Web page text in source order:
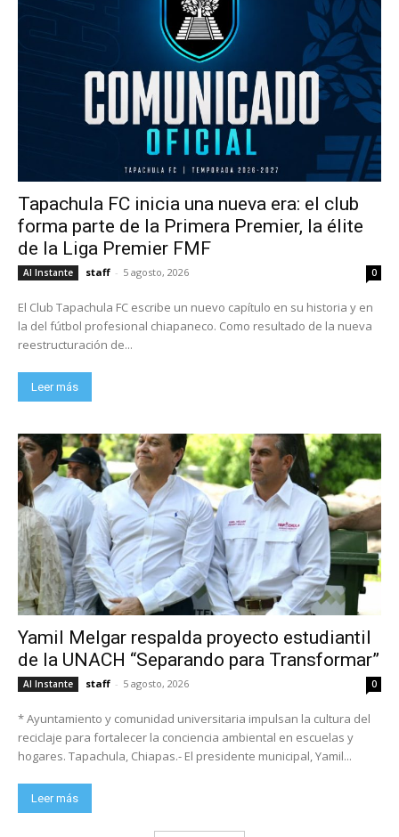
Tapachula FC inicia una nueva era: el club
forma parte de la Primera Premier, la élite
de la Liga Premier FMF
Al Instante staff - 5 agosto, 2026 0
El Club Tapachula FC escribe un nuevo capítulo en su historia y en
la del fútbol profesional chiapaneco. Como resultado de la nueva
reestructuración de...
Leer más
Yamil Melgar respalda proyecto estudiantil
de la UNACH “Separando para Transformar”
Al Instante staff - 5 agosto, 2026 0
* Ayuntamiento y comunidad universitaria impulsan la cultura del
reciclaje para fortalecer la conciencia ambiental en escuelas y
hogares. Tapachula, Chiapas.- El presidente municipal, Yamil...
Leer más